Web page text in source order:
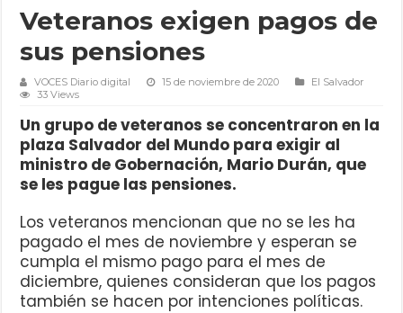
Veteranos exigen pagos de
sus pensiones
VOCES Diario digital 15 de noviembre de 2020
El Salvador
33 Views
Un grupo de veteranos se concentraron en la
plaza Salvador del Mundo para exigir al
ministro de Gobernación, Mario Durán, que
se les pague las pensiones.
Los veteranos mencionan que no se les ha
pagado el mes de noviembre y esperan se
cumpla el mismo pago para el mes de
diciembre, quienes consideran que los pagos
también se hacen por intenciones políticas.